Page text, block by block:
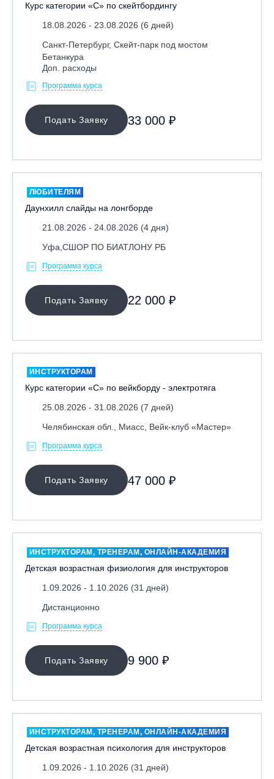
Курс категории «С» по скейтбордингу
18.08.2026 - 23.08.2026 (6 дней)
Санкт-Петербург, Скейт-парк под мостом
Бетанкура
Доп. расходы
Программа курса
Подать Заявку 33 000 ₽
ЛЮБИТЕЛЯМ
Даунхилл слайды на лонгборде
21.08.2026 - 24.08.2026 (4 дня)
Уфа,СШОР ПО БИАТЛОНУ РБ
Программа курса
Подать Заявку 22 000 ₽
ИНСТРУКТОРАМ
Курс категории «С» по вейкборду - электротяга
25.08.2026 - 31.08.2026 (7 дней)
Челябинская обл., Миасс, Вейк-клуб «Мастер»
Программа курса
Подать Заявку 47 000 ₽
ИНСТРУКТОРАМ, ТРЕНЕРАМ, ОНЛАЙН-АКАДЕМИЯ
Детская возрастная физиология для инструкторов
1.09.2026 - 1.10.2026 (31 дней)
Дистанционно
Программа курса
Подать Заявку 9 900 ₽
ИНСТРУКТОРАМ, ТРЕНЕРАМ, ОНЛАЙН-АКАДЕМИЯ
Детская возрастная психология для инструкторов
1.09.2026 - 1.10.2026 (31 дней)